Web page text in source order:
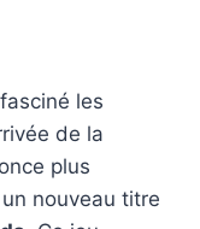
les
de la
plus
nouveau titre